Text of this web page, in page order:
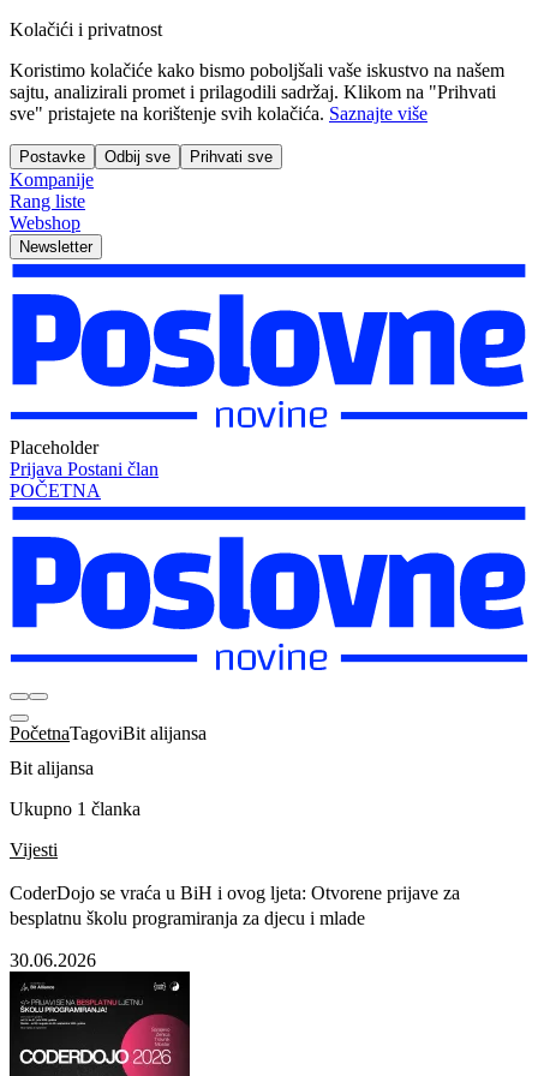
Kolačići i privatnost
Koristimo kolačiće kako bismo poboljšali vaše iskustvo na našem
sajtu, analizirali promet i prilagodili sadržaj. Klikom na "Prihvati
sve" pristajete na korištenje svih kolačića. Saznajte više
Postavke Odbij sve Prihvati sve
Kompanije
Rang liste
Webshop
Newsletter
Placeholder
Prijava Postani član
POČETNA
PočetnaTagoviBit alijansa
Bit alijansa
Ukupno 1 članka
Vijesti
CoderDojo se vraća u BiH i ovog ljeta: Otvorene prijave za
besplatnu školu programiranja za djecu i mlade
30.06.2026